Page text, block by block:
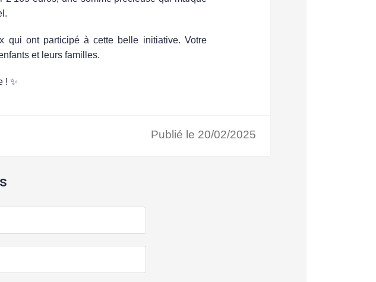
qui ont participé à cette belle initiative. Votre
et leurs familles.
! ✨
Publié le 20/02/2025